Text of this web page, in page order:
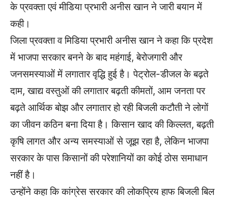
के प्रवक्ता एवं मीडिया प्रभारी अनीस खान ने जारी बयान में
कही।
जिला प्रवक्ता व मिडिया प्रभारी अनीस खान ने कहा कि प्रदेश
में भाजपा सरकार बनने के बाद महंगाई, बेरोजगारी और
जनसमस्याओं में लगातार वृद्धि हुई है। पेट्रोल-डीजल के बढ़ते
दाम, खाद्य वस्तुओं की लगातार बढ़ती कीमतों, आम जनता पर
बढ़ते आर्थिक बोझ और लगातार हो रही बिजली कटौती ने लोगों
का जीवन कठिन बना दिया है। किसान खाद की किल्लत, बढ़ती
कृषि लागत और अन्य समस्याओं से जूझ रहा है, लेकिन भाजपा
सरकार के पास किसानों की परेशानियों का कोई ठोस समाधान
नहीं है।
उन्होंने कहा कि कांग्रेस सरकार की लोकप्रिय हाफ बिजली बिल